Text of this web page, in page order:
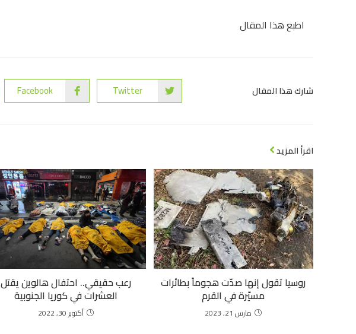
اطبع هذا المقال
شارك هذا المقال Twitter
Facebook
اقرأ المزيد
رعب حقيقي.. احتفال هالوين يقتل
العشرات في كوريا الجنوبية
أكتوبر 30, 2022
روسيا تقول إنها صدّت هجوماً بطائرات
مسيّرة في القرم
مارس 21, 2023